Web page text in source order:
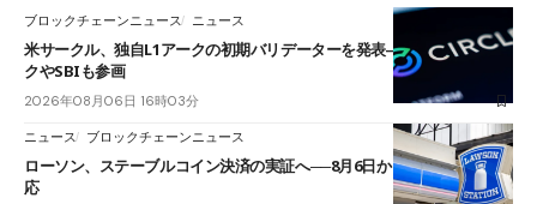
ブロックチェーンニュース ニュース
米サークル、独自L1アークの初期バリデーターを発表――ブラックロッ
クやSBIも参画
2026年08月06日 16時03分
ニュース ブロックチェーンニュース
ローソン、ステーブルコイン決済の実証へ──8月6日からJPYCやUSDC対
応